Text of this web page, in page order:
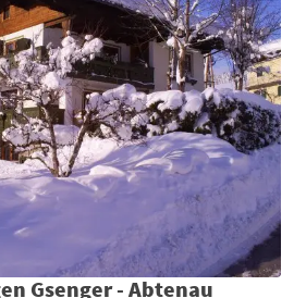
Gsenger - Abtenau